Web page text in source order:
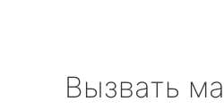
Вызвать